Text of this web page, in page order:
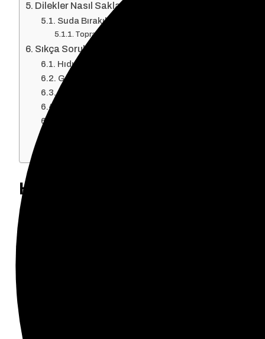
Dilekler Nasıl Saklanmalı?
Suda Bırakılan Dilekler
Toprağa Gömülen Dilekler
Sıkça Sorulan Sorular
Hıdırellez gecesi dilek ne zaman tutulur?
Gül ağacının altına dilek neden konur?
Hıdırellez dileği yazılır mı yoksa çizilir mi?
Hıdırellez Dileği Hangi Gün
Hıdırellez Ne Zaman Kutlanır?